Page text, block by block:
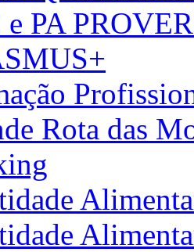
e PA
Rota das